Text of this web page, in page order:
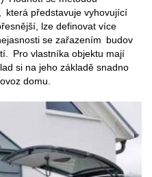
která představuje vyhovující
lze definovat více
se zařazením budov
Pro vlastníka objektu mají
si na jeho základě snadno
domu.